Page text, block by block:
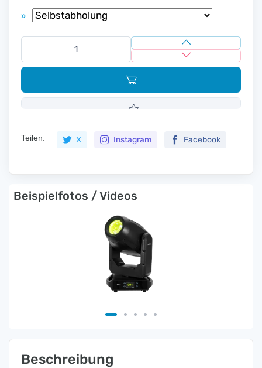
»
Teilen: X Instagram Facebook
Beispielfotos / Videos
Beschreibung